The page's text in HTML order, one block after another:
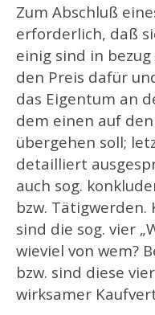
Zum Abschluß
erforderlich, daß
einig sind in
den Preis dafür
das Eigentum an
dem einen auf
übergehen soll;
detailliert
auch sog.
bzw.
sind die sog. vier
wieviel von wem?
bzw. sind diese
wirksamer